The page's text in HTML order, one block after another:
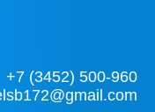
+7 (3452) 500-960